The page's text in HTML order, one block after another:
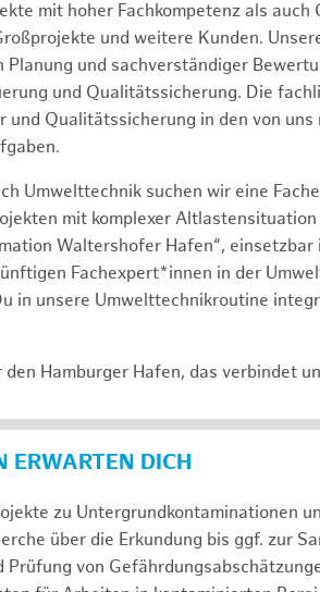
mit hoher Fachkompetenz als
und weitere Kunden.
Planung und sachverständiger
und Qualitätssicherung. Die
und Qualitätssicherung in den von
Umwelttechnik suchen wir eine
mit komplexer
Waltershofer Hafen“,
Fachexpert*innen in der
in unsere Umwelttechnikroutine
Hamburger Hafen, das verbindet
ERWARTEN DICH
zu Untergrundkontaminationen
über die Erkundung bis ggf. zur
Prüfung von